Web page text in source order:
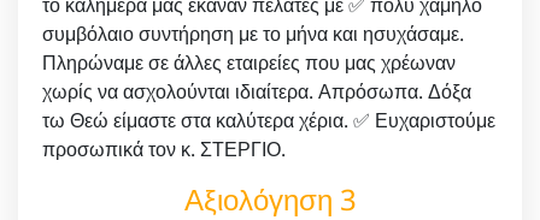
συμβόλαιο συντήρηση με το μήνα και ησυχάσαμε.
Πληρώναμε σε άλλες εταιρείες που μας χρέωναν
χωρίς να ασχολούνται ιδιαίτερα. Απρόσωπα. Δόξα
τω Θεώ είμαστε στα καλύτερα χέρια. ✅ Ευχαριστούμε
προσωπικά τον κ. ΣΤΕΡΓΙΟ.
Αξιολόγηση 3